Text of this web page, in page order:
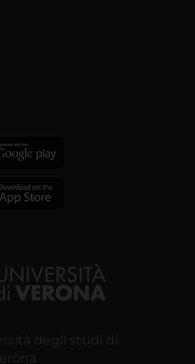
degli studi di